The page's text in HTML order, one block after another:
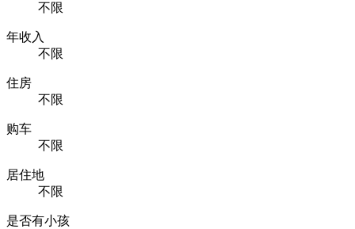
不限
年收入
不限
住房
不限
购车
不限
居住地
不限
是否有小孩